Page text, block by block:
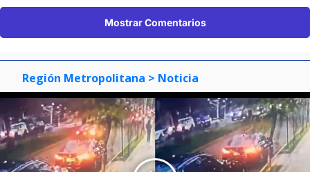
Mostrar Comentarios
Región Metropolitana > Noticia